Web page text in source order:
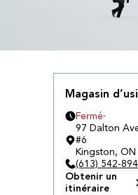
Magasin
Fermé
97 Dalton
#6
Kingston, ON
(613) 542-
Obtenir un
itinéraire